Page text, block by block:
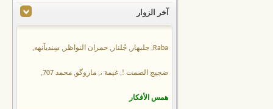
آخر الزوار
Raba
, جلبهار , جُلنار , حمران النواظر , سِنديآنهه,
ضجيج الصمت !, غيمة ،, ماروگو, محمد 707 ,
همس الأفكار